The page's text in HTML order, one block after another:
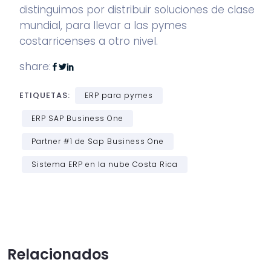
distinguimos por distribuir soluciones de clase
mundial, para llevar a las pymes
costarricenses a otro nivel.
share:
ETIQUETAS: ERP para pymes
ERP SAP Business One
Partner #1 de Sap Business One
Sistema ERP en la nube Costa Rica
Relacionados